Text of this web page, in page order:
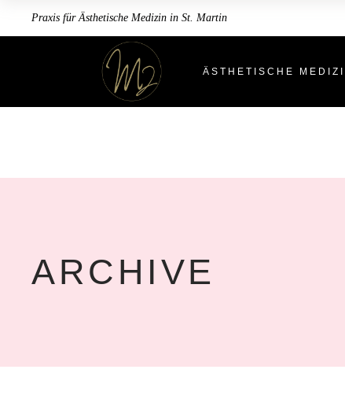
Praxis für Ästhetische Medizin in St. Martin
ÄSTHETISCHE
ARCHIVE